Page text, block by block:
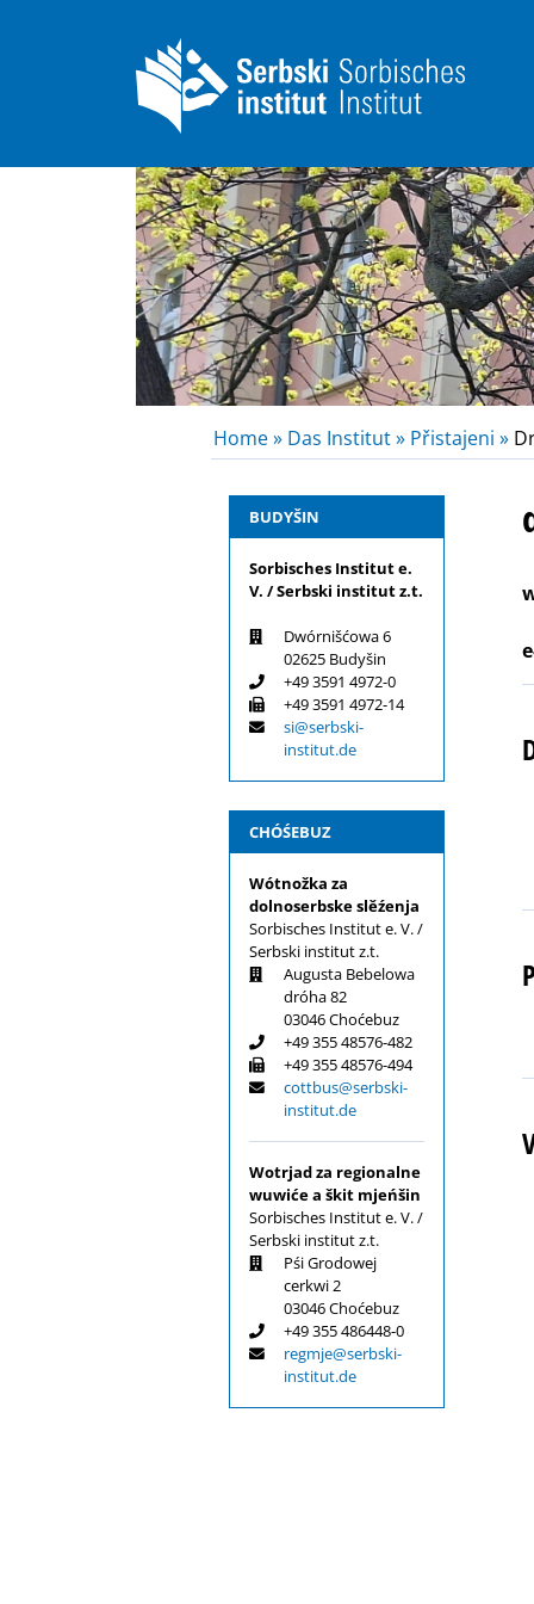
Home » Das Institut » Přistajeni »
BUDYŠIN
Sorbisches Institut e.
V. / Serbski institut z.t.
Dwórnišćowa 6
02625 Budyšin
+49 3591 4972-0
+49 3591 4972-14
si@serbski-
institut.de
CHÓŚEBUZ
Wótnožka za
dolnoserbske slěźenja
Sorbisches Institut e. V. /
Serbski institut z.t.
Augusta Bebelowa
dróha 82
03046 Choćebuz
+49 355 48576-482
+49 355 48576-494
cottbus@serbski-
institut.de
Wotrjad za regionalne
wuwiće a škit mjeńšin
Sorbisches Institut e. V. /
Serbski institut z.t.
Pśi Grodowej
cerkwi 2
03046 Choćebuz
+49 355 486448-0
regmje@serbski-
institut.de